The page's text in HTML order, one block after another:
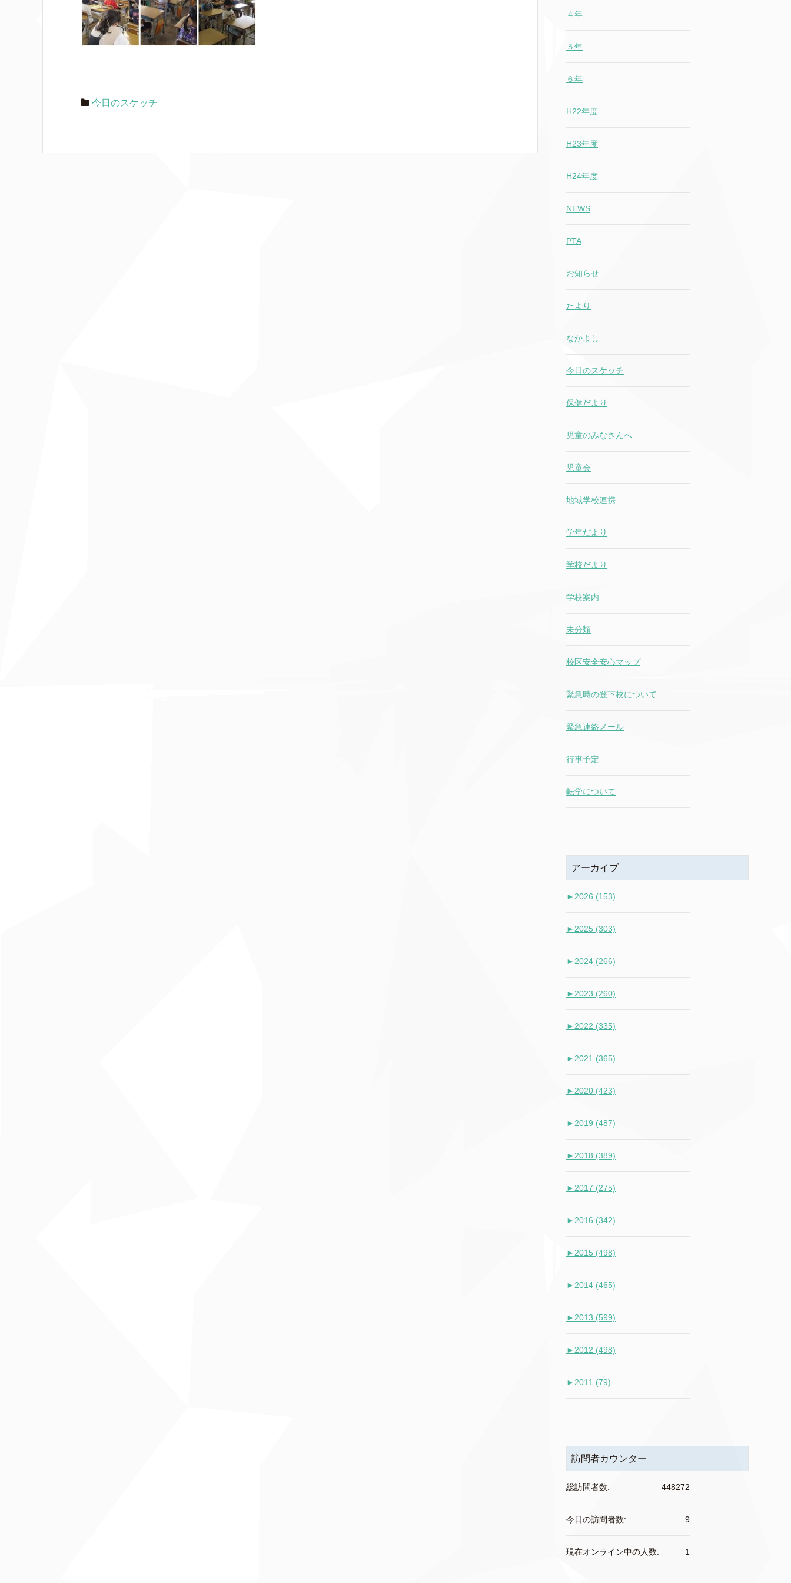
今日のスケッチ
４年
５年
６年
H22年度
H23年度
H24年度
NEWS
PTA
お知らせ
たより
なかよし
今日のスケッチ
保健だより
児童のみなさんへ
児童会
地域学校連携
学年だより
学校だより
学校案内
未分類
校区安全安心マップ
緊急時の登下校について
緊急連絡メール
行事予定
転学について
アーカイブ
► 2026 (153)
► 2025 (303)
► 2024 (266)
► 2023 (260)
► 2022 (335)
► 2021 (365)
► 2020 (423)
► 2019 (487)
► 2018 (389)
► 2017 (275)
► 2016 (342)
► 2015 (498)
► 2014 (465)
► 2013 (599)
► 2012 (498)
► 2011 (79)
訪問者カウンター
448272
総訪問者数:
9
今日の訪問者数:
1
現在オンライン中の人数: